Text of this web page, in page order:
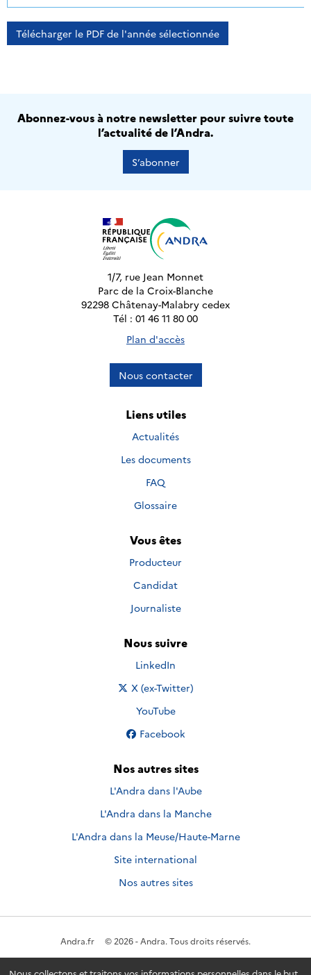
Télécharger le PDF de l'année sélectionnée
Abonnez-vous à notre newsletter pour suivre toute
l’actualité de l’Andra.
S’abonner
1/7, rue Jean Monnet
Parc de la Croix-Blanche
92298 Châtenay-Malabry cedex
Tél : 01 46 11 80 00
Plan d'accès
Nous contacter
Liens utiles
Actualités
Les documents
FAQ
Glossaire
Vous êtes
Producteur
Candidat
Journaliste
Nous suivre
Nous suivre sur
LinkedIn
Nous suivre sur
X (ex-Twitter)
Nous suivre sur
YouTube
Nous suivre sur
Facebook
Nos autres sites
L'Andra dans l'Aube
L'Andra dans la Manche
L'Andra dans la Meuse/Haute-Marne
Site international
Nos autres sites
Andra.fr © 2026 - Andra. Tous droits réservés.